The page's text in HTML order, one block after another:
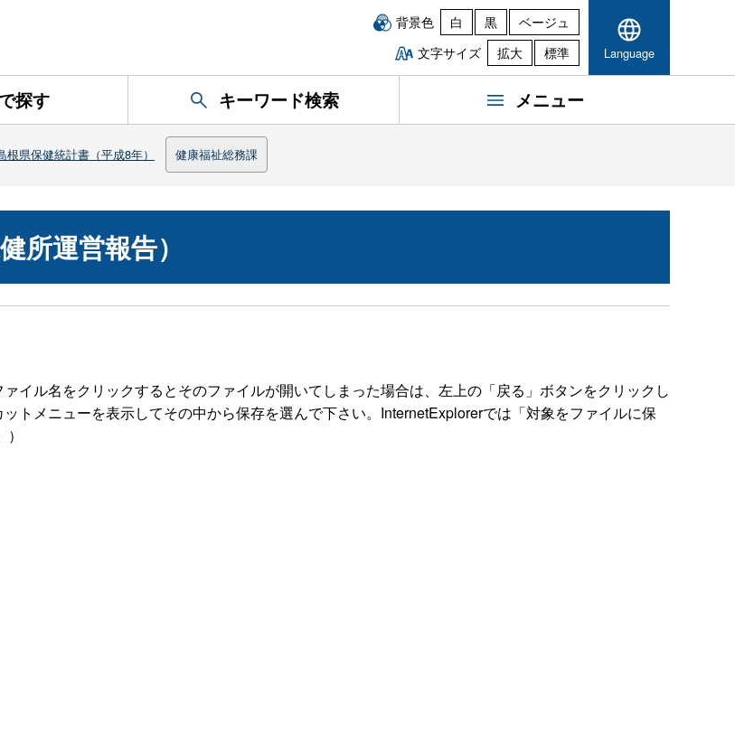
背景色 白 黒
ベージュ
文字サイズ
拡大 標準 Language
探す キーワード検索 メニュー
根県保健統計書（平成8年） 健康福祉総務課
所運営報告）
イル名をクリックするとそのファイルが開いてしまった場合は、左上の「戻る」ボタンをクリックし
トメニューを表示してその中から保存を選んで下さい。InternetExplorerでは「対象をファイルに保